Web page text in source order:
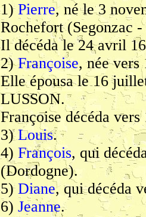
1)Pierre, né le 3
Rochefort (Segonzac
Il décéda le 24 avril
2)Françoise, née vers
Elle épousa le 16
LUSSON.
Françoise décéda
3)Louis.
4) François, qui
(Dordogne).
5)Diane, qui décéda
6) Jeanne.